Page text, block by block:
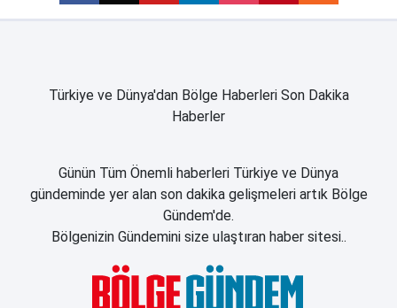
Türkiye ve Dünya'dan Bölge Haberleri Son Dakika
Haberler
Günün Tüm Önemli haberleri Türkiye ve Dünya
gündeminde yer alan son dakika gelişmeleri artık Bölge
Gündem'de.
Bölgenizin Gündemini size ulaştıran haber sitesi..